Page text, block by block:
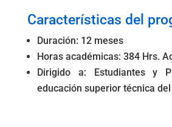
o
o
k
p
p
n
g
Características del
Duración: 12 meses
Horas académicas: 384 Hrs.
Dirigido a: Estudiantes y
educación superior técnica